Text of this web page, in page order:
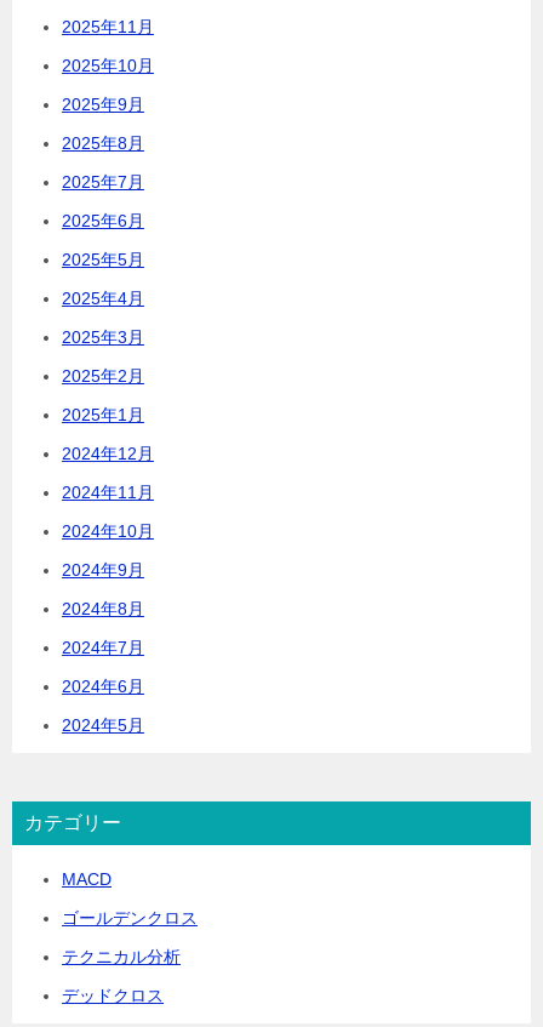
2025年11月
2025年10月
2025年9月
2025年8月
2025年7月
2025年6月
2025年5月
2025年4月
2025年3月
2025年2月
2025年1月
2024年12月
2024年11月
2024年10月
2024年9月
2024年8月
2024年7月
2024年6月
2024年5月
カテゴリー
MACD
ゴールデンクロス
テクニカル分析
デッドクロス